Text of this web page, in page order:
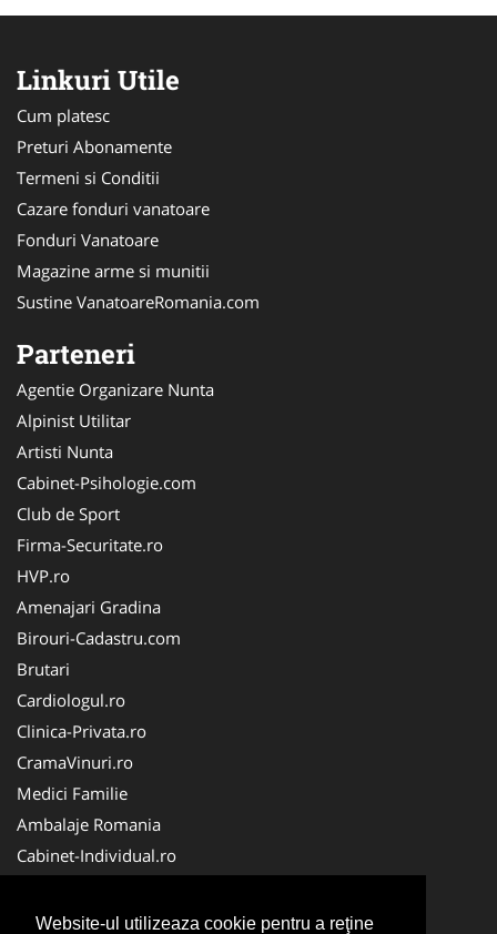
Website-ul utilizeaza cookie pentru a reţine
Linkuri Utile
Cum platesc
Preturi Abonamente
Termeni si Conditii
Cazare fonduri vanatoare
Fonduri Vanatoare
Magazine arme si munitii
Sustine VanatoareRomania.com
Parteneri
Agentie Organizare Nunta
Alpinist Utilitar
Artisti Nunta
Cabinet-Psihologie.com
Club de Sport
Firma-Securitate.ro
HVP.ro
Amenajari Gradina
Birouri-Cadastru.com
Brutari
Cardiologul.ro
Clinica-Privata.ro
CramaVinuri.ro
Medici Familie
Ambalaje Romania
Cabinet-Individual.ro
CentruInchirieri.ro